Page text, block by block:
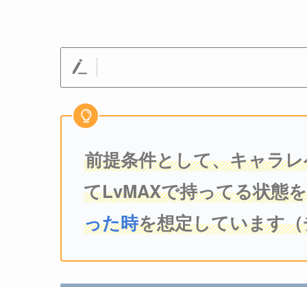
前提条件として、キャラ
てLvMAXで持ってる状態
った時を想定しています